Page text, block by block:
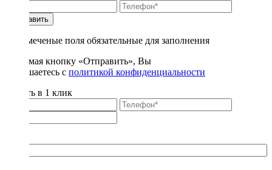
Отправить
* - отмеченые поля обязательные для заполнения
Нажимая кнопку «Отправить», Вы
соглашаетесь с политикой конфиденциальности
Купить в 1 клик